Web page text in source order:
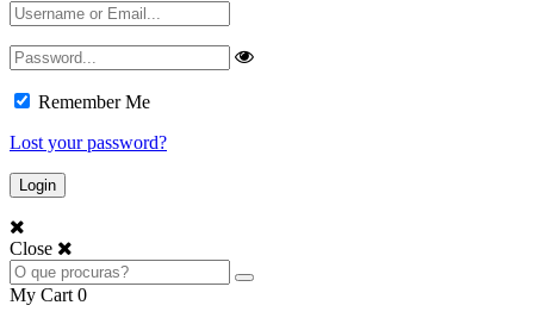
Remember Me
Lost your password?
Close
My Cart 0